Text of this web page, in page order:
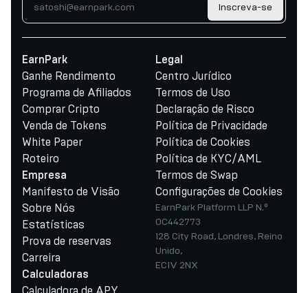
Inscreva-se
EarnPark
Ganhe Rendimento
Programa de Afiliados
Comprar Cripto
Venda de Tokens
White Paper
Roteiro
Empresa
Manifesto de Visão
Sobre Nós
Estatísticas
Prova de reservas
Carreira
Calculadoras
Legal
Centro Jurídico
Termos de Uso
Declaração de Risco
Política de Privacidade
Política de Cookies
Política de KYC/AML
Termos de Swap
Configurações de Cookies
EarnPark Platform LLP N.º
OC442773
128 City Road, Londres, Reino
Unido,
EC1V 2NX